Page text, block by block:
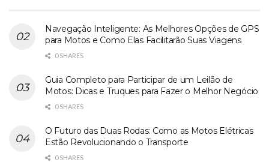
Navegação Inteligente: As Melhores Opções de GPS
para Motos e Como Elas Facilitarão Suas Viagens
0 SHARES
Guia Completo para Participar de um Leilão de
Motos: Dicas e Truques para Fazer o Melhor Negócio
0 SHARES
O Futuro das Duas Rodas: Como as Motos Elétricas
Estão Revolucionando o Transporte
0 SHARES